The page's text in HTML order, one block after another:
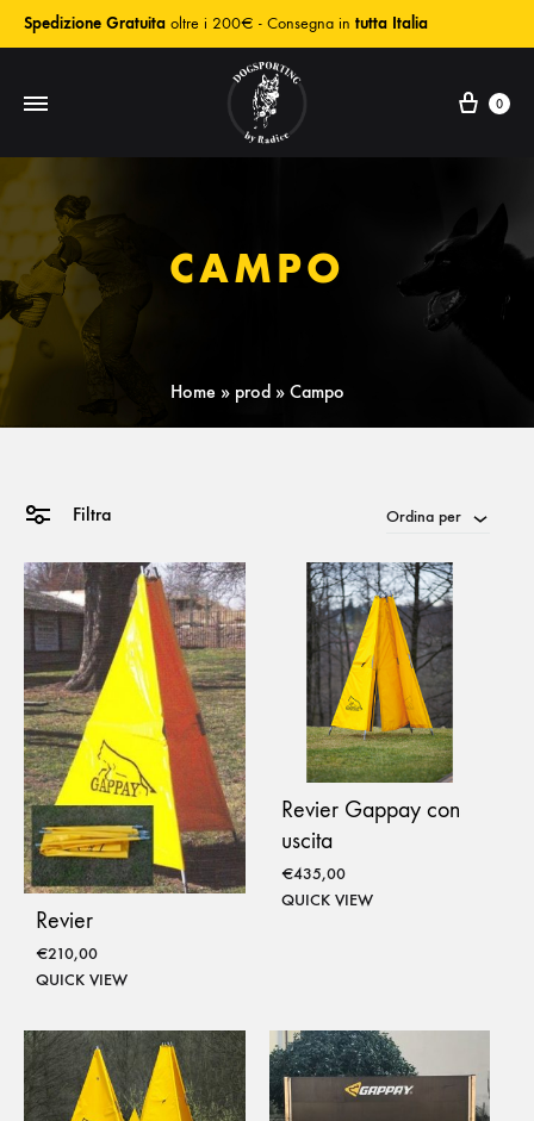
Spedizione Gratuita oltre i 200€ - Consegna in tutta Italia
0
CAMPO
Home » prod» Campo
Filtra Ordina per
Revier
€210,00
QUICK VIEW
Revier Gappay con
uscita
€435,00
QUICK VIEW